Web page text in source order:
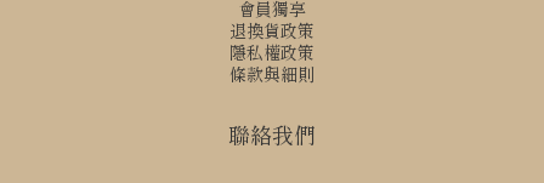
會員獨享
退換貨政策
隱私權政策
條款與細則
聯絡我們